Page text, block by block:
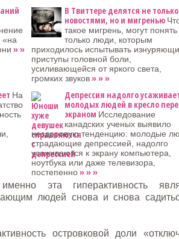
«на
» »
В Твиттере делятся не только
новостями, но и мигренью
такое мигрень, могут понять
только люди, которым
приходилось испытывать
приступы головной боли,
усиливающейся от яркого света,
громких звуков» » »
На
Депрессия надолго
молодых людей в кресло
экраном Исследование
канадских ученых выявило
нездоровую тенденцию: молодые
страдающие депрессией, надолго
усаживаются к экрану компьютера,
ноутбука или даже телевизора,
постепенно» » »
эта гиперактивность
людей снова и снова
островковой доли